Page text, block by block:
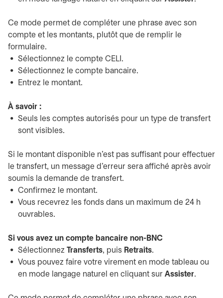
Ce mode permet de compléter une phrase avec son
compte et les montants, plutôt que de remplir le
formulaire.
Sélectionnez le compte CELI.
Sélectionnez le compte bancaire.
Entrez le montant.
À savoir :
Seuls les comptes autorisés pour un type de transfert
sont visibles.
Si le montant disponible n'est pas suffisant pour effectuer
le transfert, un message d'erreur sera affiché après avoir
soumis la demande de transfert.
Confirmez le montant.
Vous recevrez les fonds dans un maximum de 24 h
ouvrables.
Si vous avez un compte bancaire non-BNC
Sélectionnez
Transferts, puis Retraits.
Vous pouvez faire votre virement en mode tableau ou
en mode langage naturel en cliquant sur Assister.